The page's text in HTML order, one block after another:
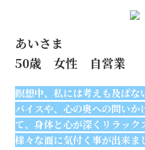
あいさま
50歳 女性 自営業
瞑想中、私には考えも及ばな
バイスや、心の奥への問いか
て、身体と心が深くリラック
様々な面に気付く事が出来ま